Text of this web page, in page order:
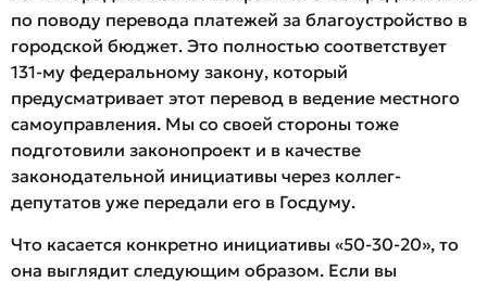
по поводу перевода платежей за благоустройство в
городской бюджет. Это полностью соответствует
131-му федеральному закону, который
предусматривает этот перевод в ведение местного
самоуправления. Мы со своей стороны тоже
подготовили законопроект и в качестве
законодательной инициативы через коллег-
депутатов уже передали его в Госдуму.
Что касается конкретно инициативы «50-30-20», то
она выглядит следующим образом. Если вы